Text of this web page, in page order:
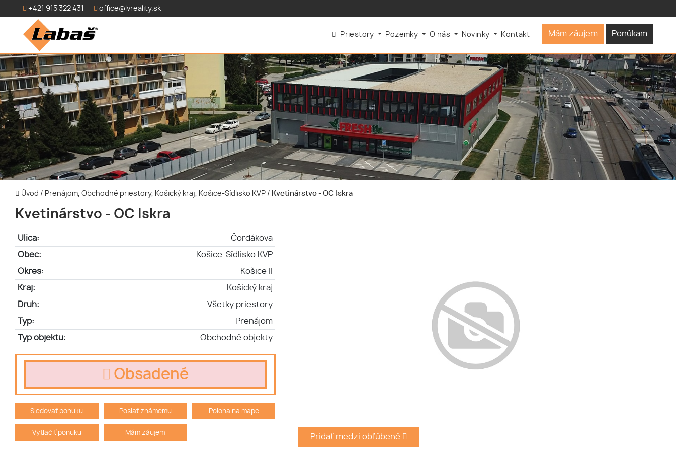
+421 915 322 431 office@lvreality.sk
Mám záujem Ponúkam
Priestory Pozemky O nás Novinky Kontakt
Úvod / Prenájom, Obchodné priestory, Košický kraj, Košice-Sídlisko KVP / Kvetinárstvo - OC Iskra
Kvetinárstvo - OC Iskra
Ulica: Čordákova
Obec: Košice-Sídlisko KVP
Okres: Košice II
Kraj: Košický kraj
Druh: Všetky priestory
Typ: Prenájom
Typ objektu: Obchodné objekty
Obsadené
Sledovať ponuku Poslať známemu Poloha na mape
Vytlačiť ponuku Mám záujem Pridať medzi obľúbené